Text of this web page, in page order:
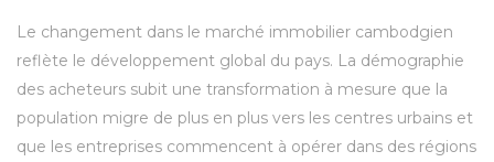
Le changement dans le marché immobilier cambodgien
reflète le développement global du pays. La démographie
des acheteurs subit une transformation à mesure que la
population migre de plus en plus vers les centres urbains et
que les entreprises commencent à opérer dans des régions